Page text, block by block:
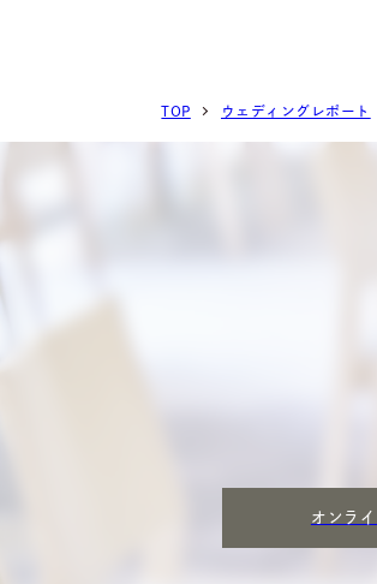
TOP ウェディングレポート
オンラ